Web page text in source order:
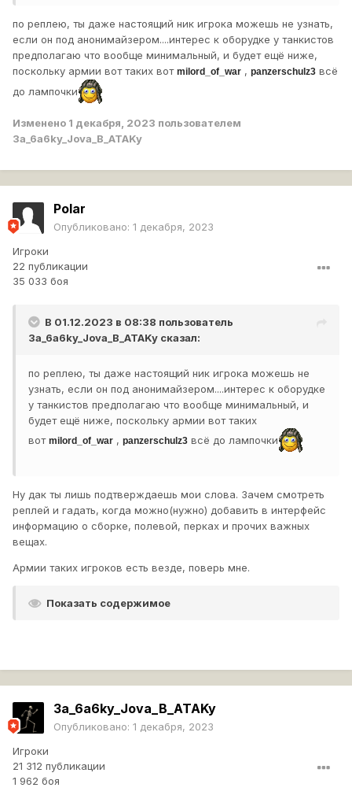
по реплею, ты даже настоящий ник игрока можешь не узнать,
если он под анонимайзером....интерес к оборудке у танкистов
предполагаю что вообще минимальный, и будет ещё ниже,
поскольку армии вот таких вот milord_of_war , panzerschulz3 всё
до лампочки
Изменено 1 декабря, 2023 пользователем
3a_6a6ky_Jova_B_ATAKy
Polar
Опубликовано: 1 декабря, 2023
Игроки
22 публикации
35 033 боя
В 01.12.2023 в 08:38 пользователь
3a_6a6ky_Jova_B_ATAKy сказал:
по реплею, ты даже настоящий ник игрока можешь не
узнать, если он под анонимайзером....интерес к оборудке
у танкистов предполагаю что вообще минимальный, и
будет ещё ниже, поскольку армии вот таких
вот milord_of_war , panzerschulz3 всё до лампочки
Ну дак ты лишь подтверждаешь мои слова. Зачем смотреть
реплей и гадать, когда можно(нужно) добавить в интерфейс
информацию о сборке, полевой, перках и прочих важных
вещах.
Армии таких игроков есть везде, поверь мне.
Показать содержимое
3a_6a6ky_Jova_B_ATAKy
Опубликовано: 1 декабря, 2023
Игроки
21 312 публикации
1 962 боя